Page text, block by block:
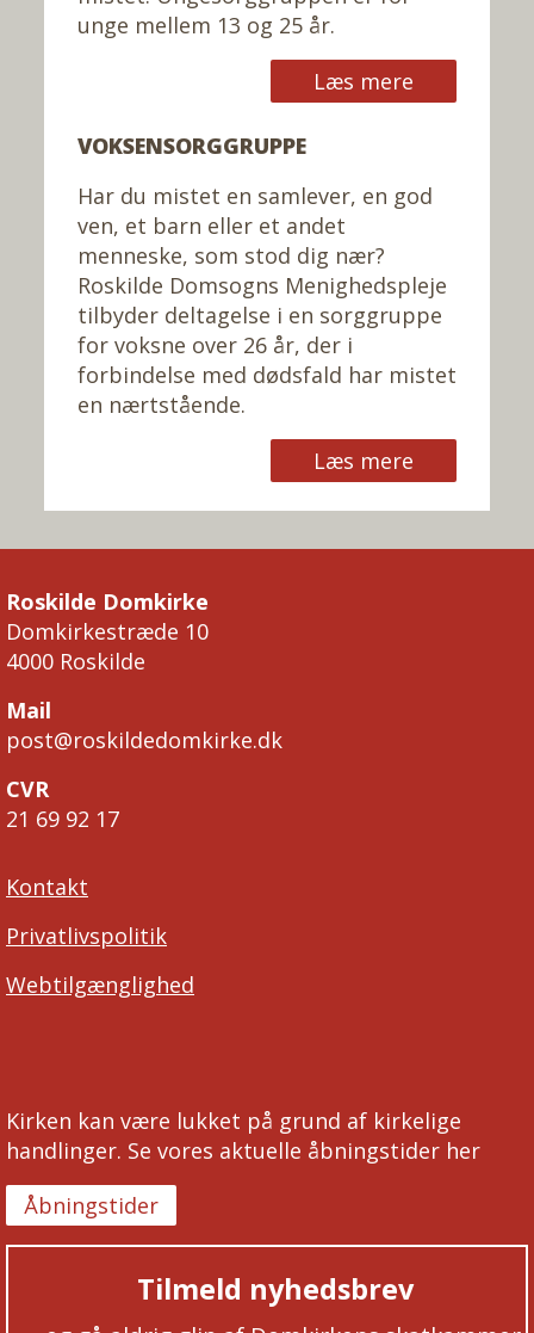
unge mellem 13 og 25 år.
Læs mere
VOKSENSORGGRUPPE
Har du mistet en samlever, en god
ven, et barn eller et andet
menneske, som stod dig nær?
Roskilde Domsogns Menighedspleje
tilbyder deltagelse i en sorggruppe
for voksne over 26 år, der i
forbindelse med dødsfald har mistet
en nærtstående.
Læs mere
Roskilde Domkirke
Domkirkestræde 10
4000 Roskilde
Mail
post@roskildedomkirke.dk
CVR
21 69 92 17
Kontakt
Privatlivspolitik
Webtilgænglighed
Kirken kan være lukket på grund af kirkelige
handlinger. Se vores aktuelle åbningstider her
Åbningstider
Tilmeld nyhedsbrev